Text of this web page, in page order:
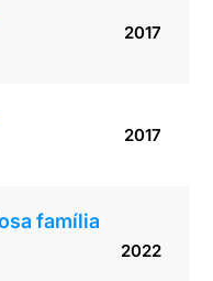
2017
2017
família
2022